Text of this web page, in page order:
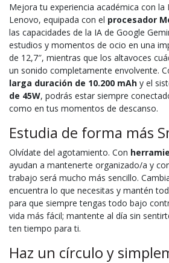
Mejora tu experiencia académica con la
Lenovo, equipada con el procesador
las capacidades de la IA de Google
estudios y momentos de ocio en una
de 12,7″, mientras que los altavoces
un sonido completamente envolvente.
larga duración de 10.200 mAh y el
de 45W, podrás estar siempre
como en tus momentos de descanso.
Estudia de forma más
Olvídate del agotamiento. Con
ayudan a mantenerte organizado/a y
trabajo será mucho más sencillo.
encuentra lo que necesitas y mantén
para que siempre tengas todo bajo
vida más fácil; mantente al día sin
ten tiempo para ti.
Haz un círculo y